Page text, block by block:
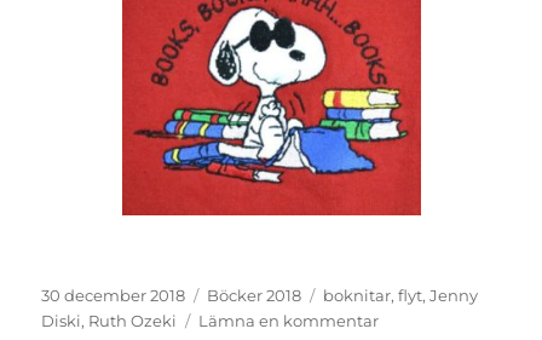
Publicerat
den
30 december 2018 Kategorier
Böcker 2018 Etiketter
boknitar,flyt,Jenny
Diski, Ruth Ozeki Lämna en kommentartill